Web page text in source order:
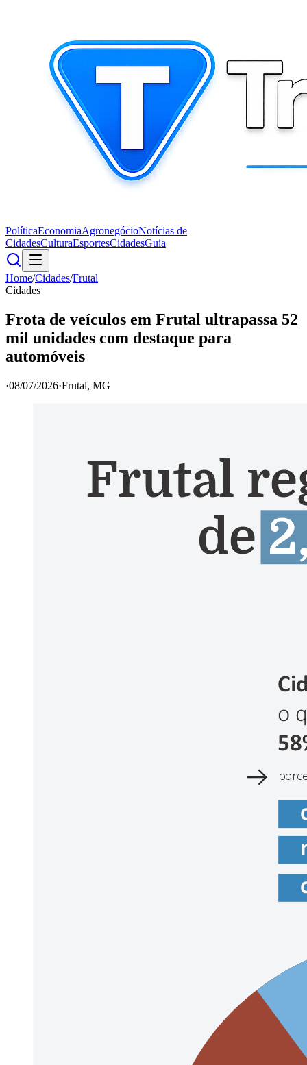
PolíticaEconomiaAgronegócioNotícias de
CidadesCulturaEsportesCidadesGuia
Home/Cidades/Frutal
Cidades
Frota de veículos em Frutal ultrapassa 52
mil unidades com destaque para
automóveis
·08/07/2026·Frutal, MG